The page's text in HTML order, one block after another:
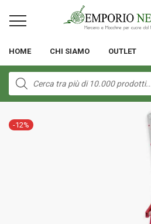
HOME CHI SIAMO OUTLET
Products
search
-12%